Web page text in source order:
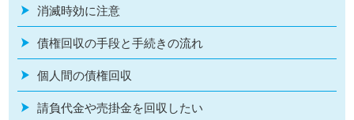
消滅時効に注意
債権回収の手段と手続きの流れ
個人間の債権回収
請負代金や売掛金を回収したい